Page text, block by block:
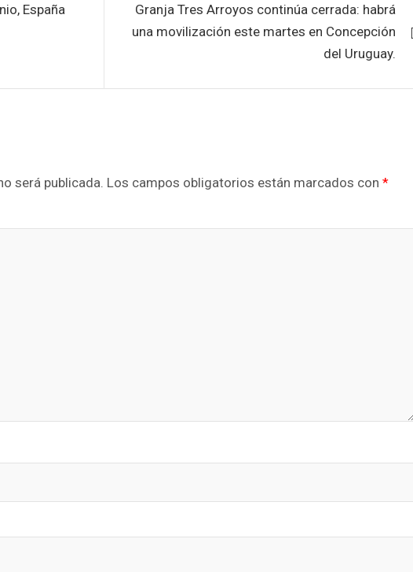
España
Granja Tres Arroyos continúa cerrada: habrá
una movilización este martes en Concepción
del Uruguay.
será publicada. Los campos obligatorios están marcados con *